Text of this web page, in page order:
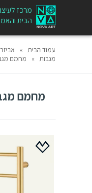
מרכז
הבית
עמוד הבית »
מגבות » מחמם
מחמם